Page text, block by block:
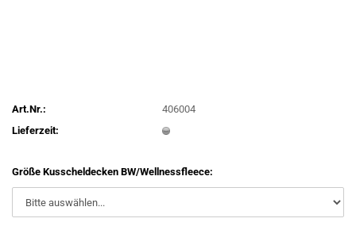
Art.Nr.:
406004
Lieferzeit:
Größe Kusscheldecken BW/Wellnessfleece: